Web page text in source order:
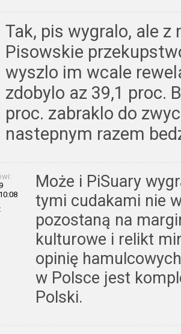
Tak, pis wygralo, ale z
Pisowskie
wyszlo im wcale
zdobylo az 39,1 proc.
proc. zabraklo do
nastepnym razem
Może i PiSuary
tymi cudakami nie
pozostaną na
kulturowe i relikt
opinię
w Polsce jest
Polski.